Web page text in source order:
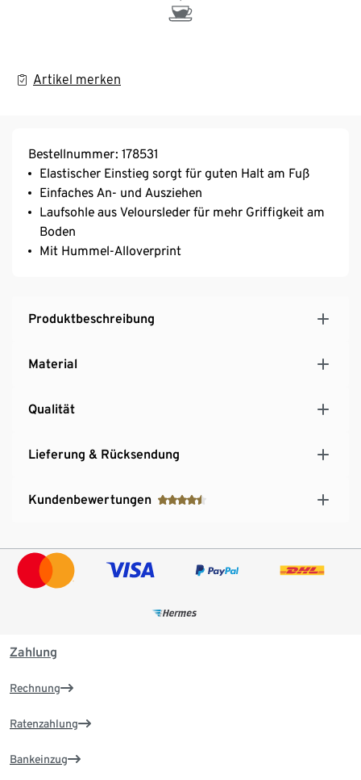
Artikel merken
Bestellnummer: 178531
Elastischer Einstieg sorgt für guten Halt am Fuß
Einfaches An- und Ausziehen
Laufsohle aus Veloursleder für mehr Griffigkeit am
Boden
Mit Hummel-Alloverprint
Produktbeschreibung
Material
Qualität
Lieferung & Rücksendung
Kundenbewertungen
Zahlung
Rechnung
Ratenzahlung
Bankeinzug